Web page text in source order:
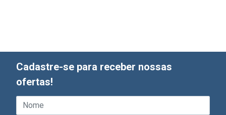
Cadastre-se para receber nossas
ofertas!